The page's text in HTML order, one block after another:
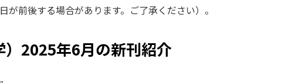
前後する場合があります。ご了承ください）。
2025年6月の新刊紹介